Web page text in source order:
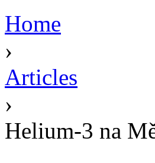
Home
›
Articles
›
Helium-3 na